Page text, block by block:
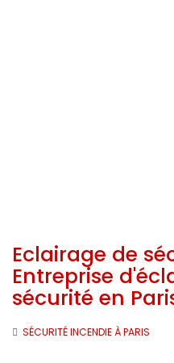
Eclairage de
Entreprise
sécurité en
SÉCURITÉ INCENDIE À PARIS